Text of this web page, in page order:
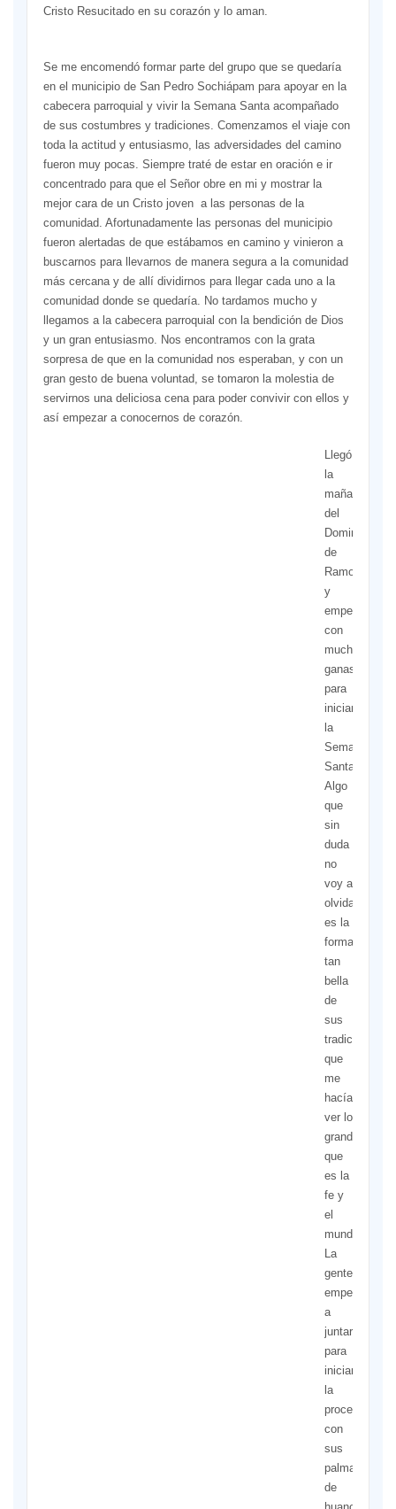
Cristo Resucitado en su corazón y lo aman.
Se me encomendó formar parte del grupo que se quedaría
en el municipio de San Pedro Sochiápam para apoyar en la
cabecera parroquial y vivir la Semana Santa acompañado
de sus costumbres y tradiciones. Comenzamos el viaje con
toda la actitud y entusiasmo, las adversidades del camino
fueron muy pocas. Siempre traté de estar en oración e ir
concentrado para que el Señor obre en mi y mostrar la
mejor cara de un Cristo joven a las personas de la
comunidad. Afortunadamente las personas del municipio
fueron alertadas de que estábamos en camino y vinieron a
buscarnos para llevarnos de manera segura a la comunidad
más cercana y de allí dividirnos para llegar cada uno a la
comunidad donde se quedaría. No tardamos mucho y
llegamos a la cabecera parroquial con la bendición de Dios
y un gran entusiasmo. Nos encontramos con la grata
sorpresa de que en la comunidad nos esperaban, y con un
gran gesto de buena voluntad, se tomaron la molestia de
servirnos una deliciosa cena para poder convivir con ellos y
así empezar a conocernos de corazón.
Llegó
la
mañana
del
Domingo
de
Ramos
y
empezamos
con
muchas
ganas
para
iniciar
la
Semana
Santa.
Algo
que
sin
duda
no
voy a
olvidar
es la
forma
tan
bella
de
sus
tradiciones,
que
me
hacían
ver lo
grande
que
es la
fe y
el
mundo.
La
gente
empezó
a
juntarse
para
iniciar
la
procesión
con
sus
palmas
de